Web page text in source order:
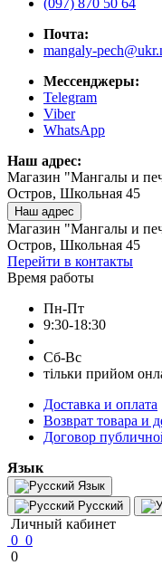
(097) 870 50 64
Почта:
mangaly-
Мессенджеры:
Telegram
Viber
WhatsApp
Наш адрес:
Магазин "Мангалы и
Остров, Школьная 45
Наш адрес
Магазин "Мангалы и
Остров, Школьная 45
Перейти в контакты
Время работы
Пн-Пт
9:30-18:30
Сб-Вс
тільки прийом
Доставка и оплата
Возврат товара и
Договор
Язык
Язык
Русский
Личный кабинет
0 0
0